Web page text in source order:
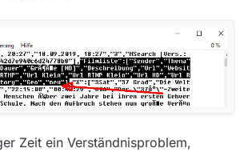
Zeit ein Verständnisproblem,